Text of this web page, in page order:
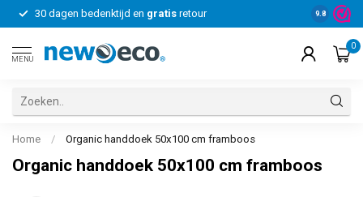
30 dagen bedenktijd en gratis retour Voor
9.8
MENU
0
Home / Organic handdoek 50x100 cm framboos
Organic handdoek 50x100 cm framboos